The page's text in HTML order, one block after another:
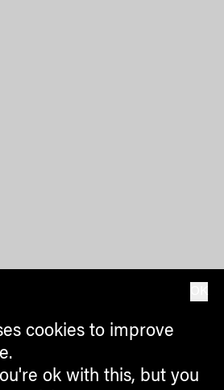
cookies to improve
ok with this, but you